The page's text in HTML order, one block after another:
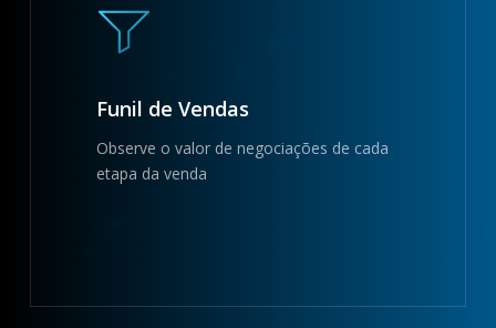
Funil de Vendas
Observe o valor de negociações de cada
etapa da venda